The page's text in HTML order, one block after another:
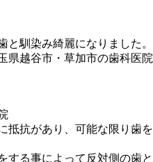
馴染み綺麗になりました。
県越谷市・草加市の歯科医院
抵抗があり、可能な限り歯を
する事によって反対側の歯と